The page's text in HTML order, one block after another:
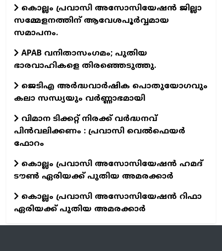
കൊല്ലം പ്രവാസി അസോസിയേഷന്‍ ജില്ലാ
സമ്മേളനത്തിന് ആവേശപൂര്‍വ്വമായ
സമാപനം.
APAB വനിതാസംഗമം; പുതിയ
ഭാരവാഹികളെ തിരഞ്ഞെടുത്തു.
ജെടിഎ അര്‍ദ്ധവാര്‍ഷിക പൊതുയോഗവും
കലാ സന്ധ്യയും വര്‍ണ്ണാഭമായി
വിമാന ടിക്കറ്റ് നിരക്ക് വർദ്ധനവ്
പിൻവലിക്കണം : പ്രവാസി വെൽഫെയർ
ഫോറം
കൊല്ലം പ്രവാസി അസോസിയേഷന്‍ ഹമദ്
ടൗണ്‍ ഏരിയക്ക് പുതിയ അമരക്കാര്‍
കൊല്ലം പ്രവാസി അസോസിയേഷന്‍ റിഫാ
ഏരിയക്ക് പുതിയ അമരക്കാര്‍